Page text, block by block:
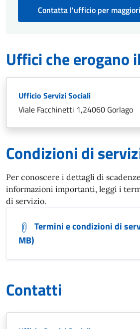
Contatta l'ufficio per
Uffici che erogano
Ufficio Servizi Sociali
Viale Facchinetti 1,24060 Gorlago
Condizioni di
Per conoscere i dettagli di
informazioni importanti, leggi i
di servizio.
Termini e condizioni di
MB)
Contatti